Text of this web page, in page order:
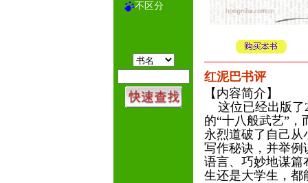
不区分
红泥巴书评
【内容简介】
这位已经出版了
的“十八般武艺”
永烈道破了自己
写作秘诀，并举例
语言、巧妙地谋篇
生还是大学生，